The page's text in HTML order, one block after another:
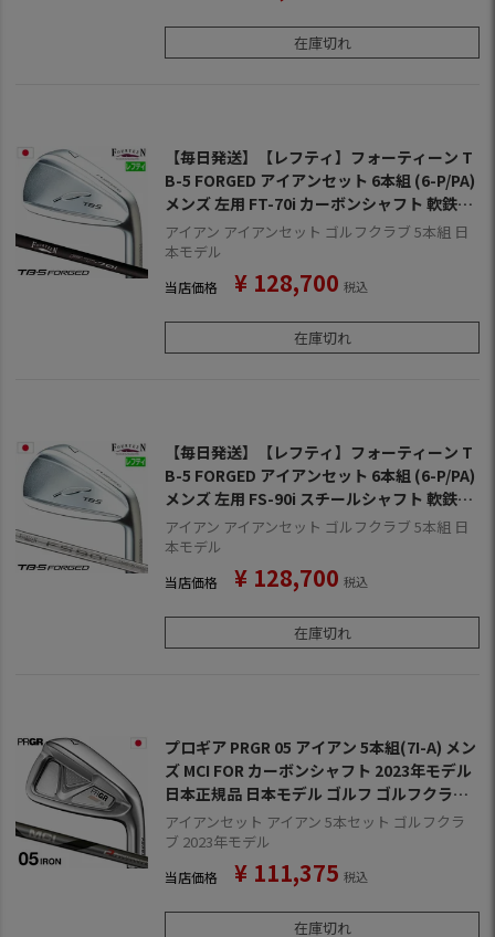
在庫切れ
【毎日発送】【レフティ】フォーティーン T
B-5 FORGED アイアンセット 6本組 (6-P/PA)
メンズ 左用 FT-70i カーボンシャフト 軟鉄鍛
造 2023年モデル 日本正規品
アイアン アイアンセット ゴルフクラブ 5本組 日
本モデル
当店価格 ¥ 128,700 税込
在庫切れ
【毎日発送】【レフティ】フォーティーン T
B-5 FORGED アイアンセット 6本組 (6-P/PA)
メンズ 左用 FS-90i スチールシャフト 軟鉄鍛
造 2023年モデル 日本正規品
アイアン アイアンセット ゴルフクラブ 5本組 日
本モデル
当店価格 ¥ 128,700 税込
在庫切れ
プロギア PRGR 05 アイアン 5本組(7I-A) メン
ズ MCI FOR カーボンシャフト 2023年モデル
日本正規品 日本モデル ゴルフ ゴルフクラブ
右用 右打ち 右利き エムシーアイ
アイアンセット アイアン 5本セット ゴルフクラ
ブ 2023年モデル
当店価格 ¥ 111,375 税込
在庫切れ